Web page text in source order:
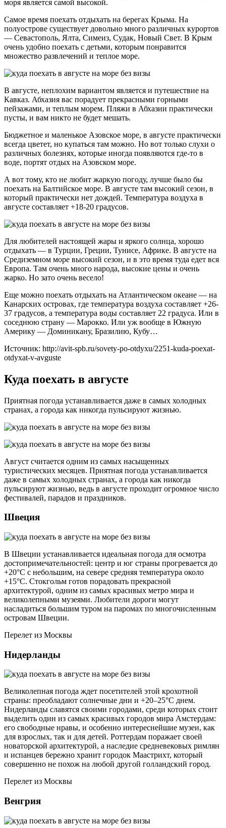
моря является самой высокой.
Самое время поехать отдыхать на берегах Крыма. На
полуострове существует довольно много различных курортов
— Севастополь, Ялта, Симеиз, Судак, Новый Свет. В Крым
очень удобно поехать с детьми, которым понравится
множество развлечений и теплое море.
В августе, неплохим вариантом является и путешествие на
Кавказ. Абхазия вас порадует прекрасными горными
пейзажами, и теплым морем. Пляжи в Абхазии практически
пусты, и вам никто не будет мешать.
Бюджетное и маленькое Азовское море, в августе практически
всегда цветет, но купаться там можно. Но вот только слухи о
различных болезнях, которые иногда появляются где-то в
воде, портят отдых на Азовском море.
А вот тому, кто не любит жаркую погоду, лучше было бы
поехать на Балтийское море. В августе там высокий сезон, в
который практически нет дождей. Температура воздуха в
августе составляет +18-20 градусов.
Для любителей настоящей жары и яркого солнца, хорошо
отдыхать — в Турции, Греции, Тунисе, Африке. В августе на
Средиземном море высокий сезон, и в это время туда едет вся
Европа. Там очень много народа, высокие цены и очень
жарко. Но зато очень весело!
Еще можно поехать отдыхать на Атлантическом океане — на
Канарских островах, где температура воздуха составляет +26-
37 градусов, а температура воды составляет 22 градуса. Или в
соседнюю страну — Марокко. Или уж вообще в Южную
Америку — Доминикану, Бразилию, Кубу…
Источник: http://avit-spb.ru/sovety-po-otdyxu/2251-kuda-poexat-
otdyxat-v-avguste
Куда поехать в августе
Приятная погода устанавливается даже в самых холодных
странах, а города как никогда пульсируют жизнью.
Август считается одним из самых насыщенных
туристических месяцев. Приятная погода устанавливается
даже в самых холодных странах, а города как никогда
пульсируют жизнью, ведь в августе проходит огромное число
фестивалей, парадов и праздников.
Швеция
В Швеции устанавливается идеальная погода для осмотра
достопримечательностей: центр и юг страны прогревается до
+20°С с небольшим, на севере средняя температура около
+15°С. Стокгольм готов порадовать прекрасной
архитектурой, одним из самых красивых метро мира и
великолепными музеями. Любители дороги могут
насладиться большим туром на паромах по многочисленным
островам Швеции.
Перелет из Москвы
Нидерланды
Великолепная погода ждет посетителей этой крохотной
страны: преобладают солнечные дни и +20‒25°С днем.
Нидерланды славятся своими городами, среди которых стоит
выделить один из самых красивых городов мира Амстердам:
его свободные нравы, и особенно интереснейшие музеи, как
для взрослых, так и для детей. Роттердам поражает своей
новаторской архитектурой, а наследие средневековых римлян
и испанцев бережно хранит городок Маастрихт, который
совершенно не похож на любой другой голландский город.
Перелет из Москвы
Венгрия